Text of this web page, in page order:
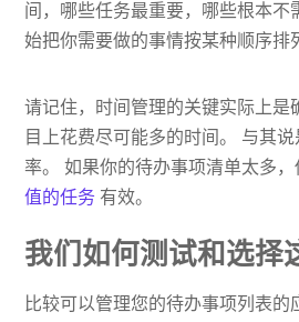
间，哪些任务最重要，哪些根本不
始把你需要做的事情按某种顺序排
请记住，时间管理的关键实际上是
目上花费尽可能多的时间。 与其
率。 如果你的待办事项清单太多
值的任务 有效。
我们如何测试和选择
比较可以管理您的待办事项列表的